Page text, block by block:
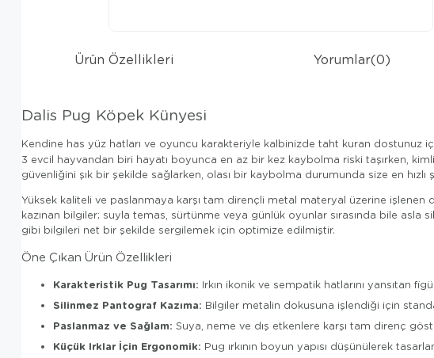
Ürün Özellikleri Yorumlar(0)
Dalis Pug Köpek Künyesi
Kendine has yüz hatları ve oyuncu karakteriyle kalbinizde taht kuran dostunuz
3 evcil hayvandan biri hayatı boyunca en az bir kez kaybolma riski taşırken,
güvenliğini şık bir şekilde sağlarken, olası bir kaybolma durumunda size en hızlı
Yüksek kaliteli ve paslanmaya karşı tam dirençli metal materyal üzerine
kazınan bilgiler; suyla temas, sürtünme veya günlük oyunlar sırasında bile asla
gibi bilgileri net bir şekilde sergilemek için optimize edilmiştir.
Öne Çıkan Ürün Özellikleri
Karakteristik Pug Tasarımı: Irkın ikonik ve sempatik hatlarını yansıtan
Silinmez Pantograf Kazıma: Bilgiler metalin dokusuna işlendiği için
Paslanmaz ve Sağlam: Suya, neme ve dış etkenlere karşı tam direnç
Küçük Irklar İçin Ergonomik: Pug ırkının boyun yapısı düşünülerek